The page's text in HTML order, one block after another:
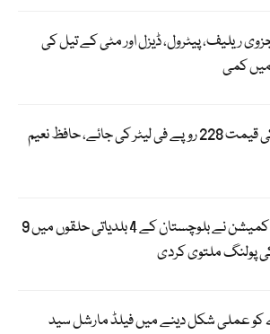
ریلیف، پیٹرول، ڈیزل اور مٹی کے تیل کی
کمی
پیٹرول کی قیمت 228 روپے فی لیٹر کی جائے، حافظ نعیم
الیکشن کمیشن نے بلوچستان کے 4 بلدیاتی حلقوں میں 9
پولنگ ملتوی کردی
عملی شکل دینے میں فیلڈ مارشل سید